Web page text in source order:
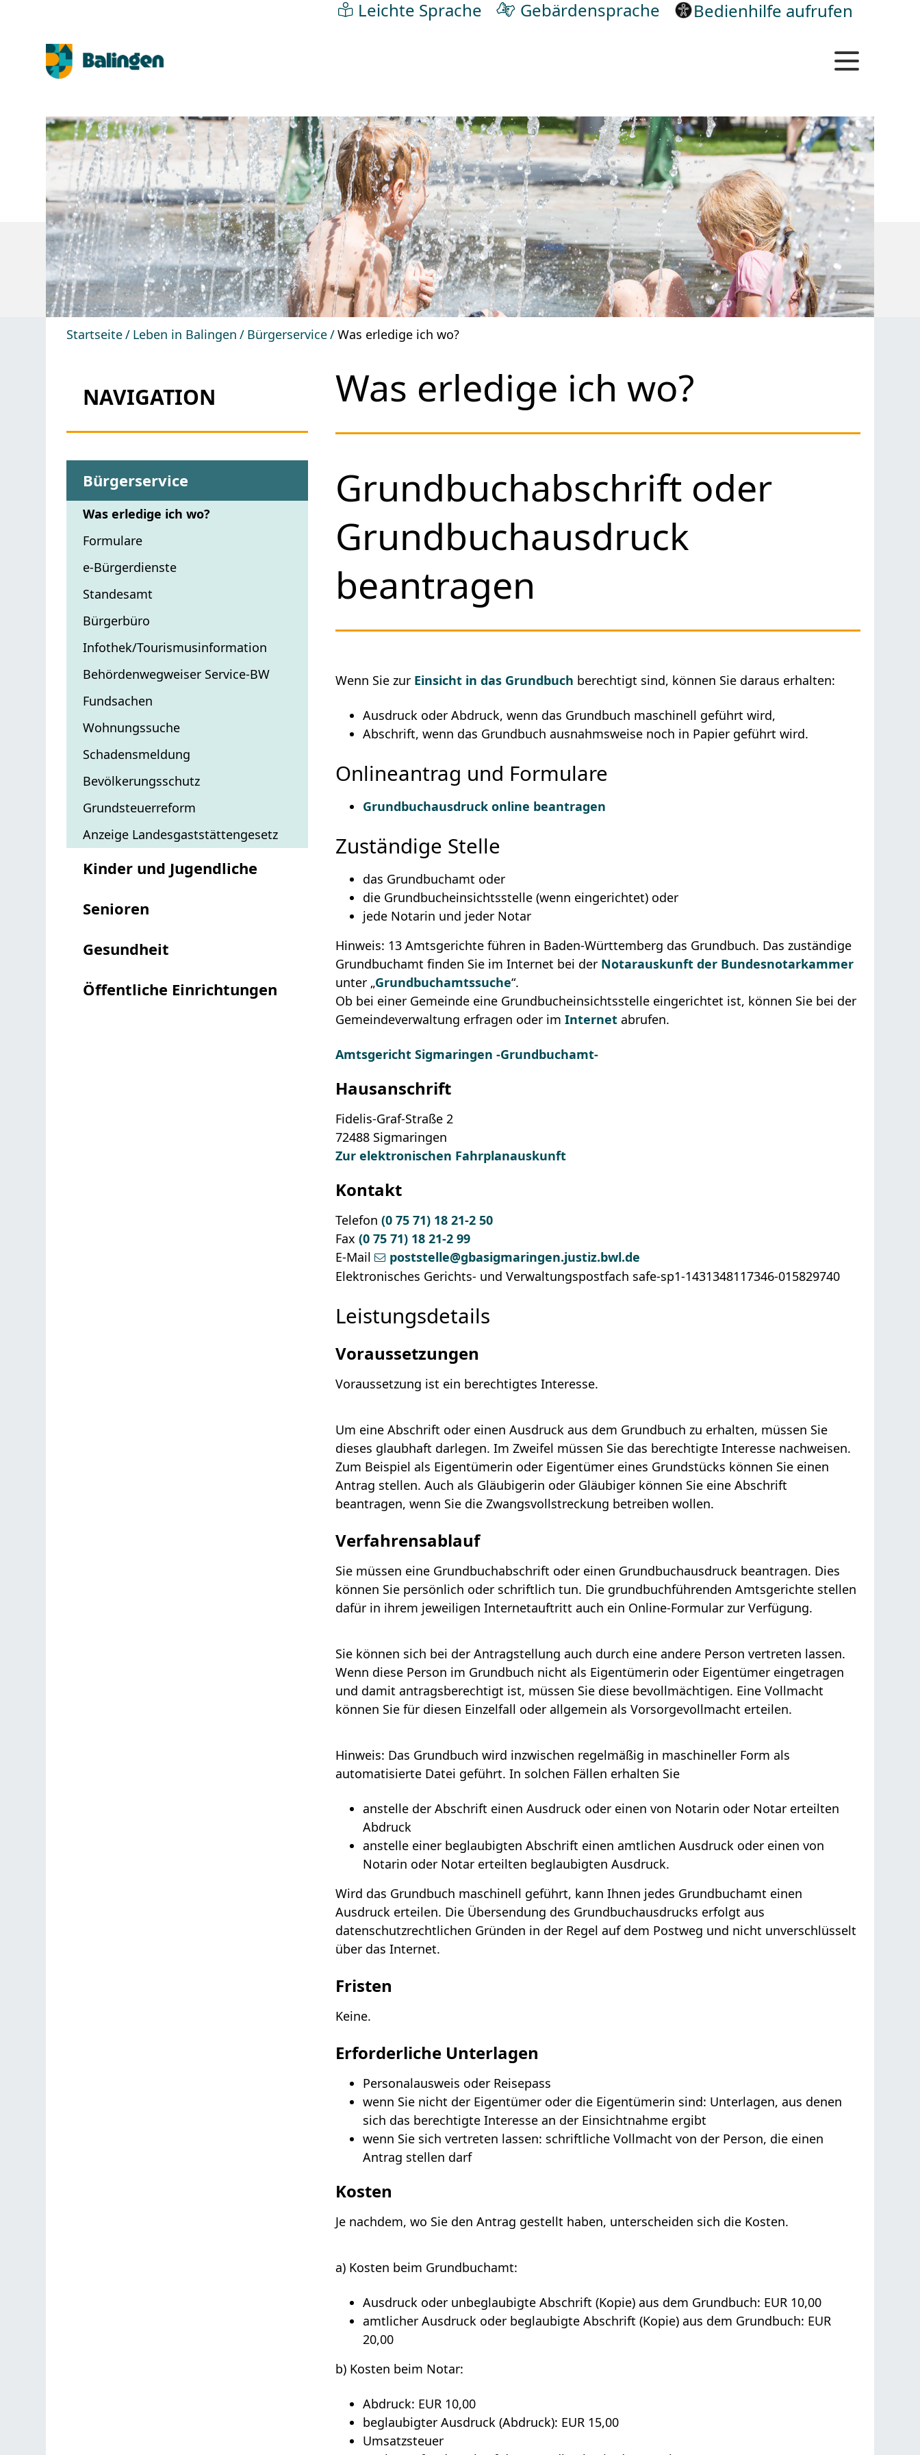
Leichte Sprache Gebärdensprache Bedienhilfe aufrufen
Startseite Leben in Balingen Bürgerservice Was erledige ich wo?
NAVIGATION
Bürgerservice
Was erledige ich wo?
Formulare
e-Bürgerdienste
Standesamt
Bürgerbüro
Infothek/Tourismusinformation
Behördenwegweiser Service-BW
Fundsachen
Wohnungssuche
Schadensmeldung
Bevölkerungsschutz
Grundsteuerreform
Anzeige Landesgaststättengesetz
Kinder und Jugendliche
Senioren
Gesundheit
Öffentliche Einrichtungen
Was erledige ich wo?
Grundbuchabschrift oder
Grundbuchausdruck
beantragen
Wenn Sie zur Einsicht in das Grundbuch berechtigt sind, können Sie daraus erhalten:
Ausdruck oder Abdruck, wenn das Grundbuch maschinell geführt wird,
Abschrift, wenn das Grundbuch ausnahmsweise noch in Papier geführt wird.
Onlineantrag und Formulare
Grundbuchausdruck online beantragen
Zuständige Stelle
das Grundbuchamt oder
die Grundbucheinsichtsstelle (wenn eingerichtet) oder
jede Notarin und jeder Notar
Hinweis: 13 Amtsgerichte führen in Baden-Württemberg das Grundbuch. Das zuständige
Grundbuchamt finden Sie im Internet bei der Notarauskunft der Bundesnotarkammer
unter „Grundbuchamtssuche“.
Ob bei einer Gemeinde eine Grundbucheinsichtsstelle eingerichtet ist, können Sie bei der
Gemeindeverwaltung erfragen oder imInternet abrufen.
Amtsgericht Sigmaringen -Grundbuchamt-
Hausanschrift
Fidelis-Graf-Straße 2
72488 Sigmaringen
Zur elektronischen Fahrplanauskunft
Kontakt
Telefon (0 75 71) 18 21-2 50
Fax (0 75 71) 18 21-2 99
E-Mail
poststelle@gbasigmaringen.justiz.bwl.de
Elektronisches Gerichts- und Verwaltungspostfach safe-sp1-1431348117346-015829740
Leistungsdetails
Voraussetzungen
Voraussetzung ist ein berechtigtes Interesse.
Um eine Abschrift oder einen Ausdruck aus dem Grundbuch zu erhalten, müssen Sie
dieses glaubhaft darlegen. Im Zweifel müssen Sie das berechtigte Interesse nachweisen.
Zum Beispiel als Eigentümerin oder Eigentümer eines Grundstücks können Sie einen
Antrag stellen. Auch als Gläubigerin oder Gläubiger können Sie eine Abschrift
beantragen, wenn Sie die Zwangsvollstreckung betreiben wollen.
Verfahrensablauf
Sie müssen eine Grundbuchabschrift oder einen Grundbuchausdruck beantragen. Dies
können Sie persönlich oder schriftlich tun. Die grundbuchführenden Amtsgerichte stellen
dafür in ihrem jeweiligen Internetauftritt auch ein Online-Formular zur Verfügung.
Sie können sich bei der Antragstellung auch durch eine andere Person vertreten lassen.
Wenn diese Person im Grundbuch nicht als Eigentümerin oder Eigentümer eingetragen
und damit antragsberechtigt ist, müssen Sie diese bevollmächtigen. Eine Vollmacht
können Sie für diesen Einzelfall oder allgemein als Vorsorgevollmacht erteilen.
Hinweis: Das Grundbuch wird inzwischen regelmäßig in maschineller Form als
automatisierte Datei geführt. In solchen Fällen erhalten Sie
anstelle der Abschrift einen Ausdruck oder einen von Notarin oder Notar erteilten
Abdruck
anstelle einer beglaubigten Abschrift einen amtlichen Ausdruck oder einen von
Notarin oder Notar erteilten beglaubigten Ausdruck.
Wird das Grundbuch maschinell geführt, kann Ihnen jedes Grundbuchamt einen
Ausdruck erteilen. Die Übersendung des Grundbuchausdrucks erfolgt aus
datenschutzrechtlichen Gründen in der Regel auf dem Postweg und nicht unverschlüsselt
über das Internet.
Fristen
Keine.
Erforderliche Unterlagen
Personalausweis oder Reisepass
wenn Sie nicht der Eigentümer oder die Eigentümerin sind: Unterlagen, aus denen
sich das berechtigte Interesse an der Einsichtnahme ergibt
wenn Sie sich vertreten lassen: schriftliche Vollmacht von der Person, die einen
Antrag stellen darf
Kosten
Je nachdem, wo Sie den Antrag gestellt haben, unterscheiden sich die Kosten.
a) Kosten beim Grundbuchamt:
Ausdruck oder unbeglaubigte Abschrift (Kopie) aus dem Grundbuch: EUR 10,00
amtlicher Ausdruck oder beglaubigte Abschrift (Kopie) aus dem Grundbuch: EUR
20,00
b) Kosten beim Notar:
Abdruck: EUR 10,00
beglaubigter Ausdruck (Abdruck): EUR 15,00
Umsatzsteuer